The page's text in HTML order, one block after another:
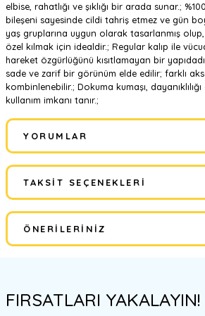
elbise, rahatlığı ve şıklığı bir arada sunar.;
bileşeni sayesinde cildi tahriş etmez ve gün
yaş gruplarına uygun olarak tasarlanmış olup,
özel kılmak için idealdir.; Regular kalıp ile
hareket özgürlüğünü kısıtlamayan bir
sade ve zarif bir görünüm elde edilir; farklı
kombinlenebilir.; Dokuma kumaşı,
kullanım imkanı tanır.;
YORUMLAR
Bu ürüne ilk yorumu siz
Yorum Yaz
TAKSIT SEÇENEKLERI
ÖNERILERINIZ
tarafımıza iletebilirsiniz.
Görüş ve önerileriniz için teşekkür ederiz.
FIRSATLARI YAKALAYIN!